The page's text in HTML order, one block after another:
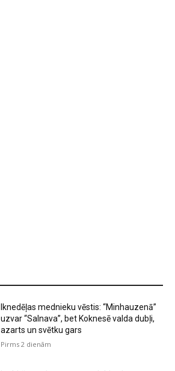
Iknedēļas mednieku vēstis: “Minhauzenā”
uzvar “Salnava”, bet Koknesē valda dubļi,
azarts un svētku gars
Pirms 2 dienām